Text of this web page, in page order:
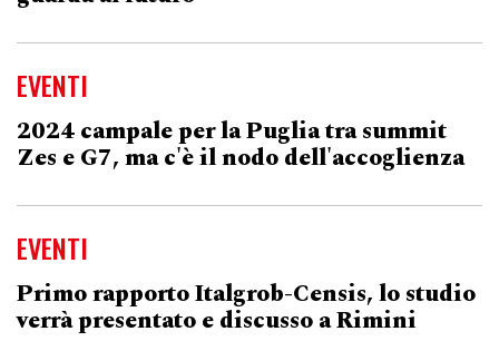
EVENTI
2024 campale per la Puglia tra summit
Zes e G7, ma c'è il nodo dell'accoglienza
EVENTI
Primo rapporto Italgrob-Censis, lo studio
verrà presentato e discusso a Rimini